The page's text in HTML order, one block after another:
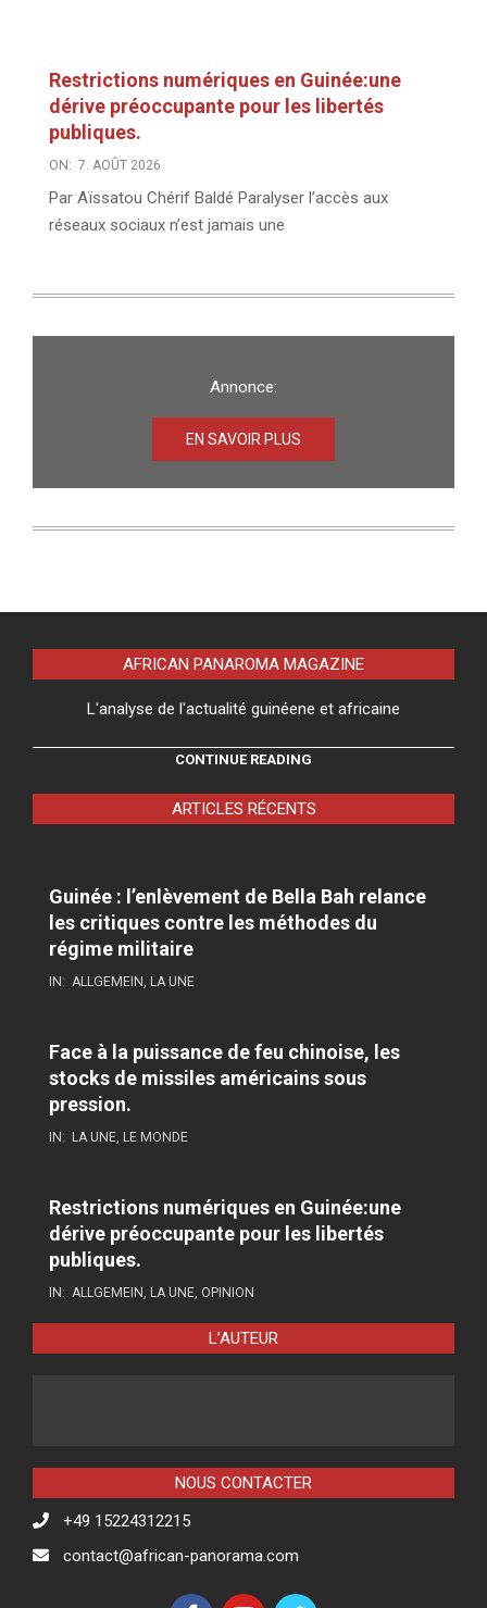
Restrictions numériques en Guinée:une
dérive préoccupante pour les libertés
publiques.
ON: 7. AOÛT 2026
Par Aïssatou Chérif Baldé Paralyser l’accès aux
réseaux sociaux n’est jamais une
Annonce:
EN SAVOIR PLUS
AFRICAN PANAROMA MAGAZINE
L'analyse de l'actualité guinéene et africaine
CONTINUE READING
ARTICLES RÉCENTS
Guinée : l’enlèvement de Bella Bah relance
les critiques contre les méthodes du
régime militaire
IN: ALLGEMEIN, LA UNE
Face à la puissance de feu chinoise, les
stocks de missiles américains sous
pression.
IN: LA UNE, LE MONDE
Restrictions numériques en Guinée:une
dérive préoccupante pour les libertés
publiques.
IN: ALLGEMEIN, LA UNE, OPINION
L’AUTEUR
NOUS CONTACTER
+49 15224312215
contact@african-panorama.com